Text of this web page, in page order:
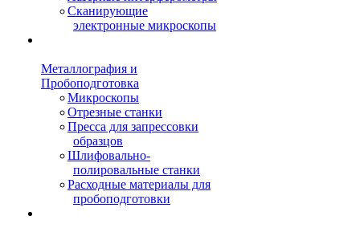
Сканирующие
электронные микроскопы
Металлография и
Пробоподготовка
Микроскопы
Отрезные станки
Пресса для запрессовки
образцов
Шлифовально-
полировальные станки
Расходные материалы для
пробоподготовки